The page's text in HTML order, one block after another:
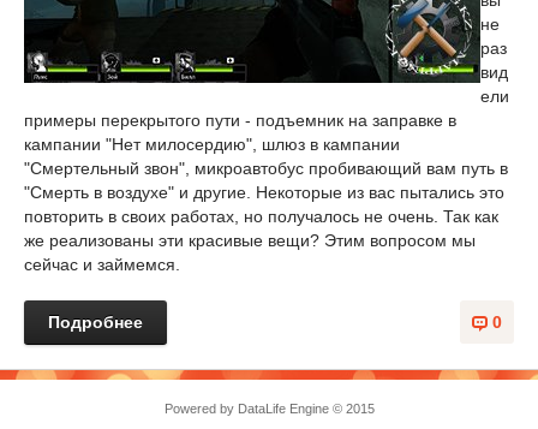
не
раз
вид
ели
примеры перекрытого пути - подъемник на заправке в
кампании "Нет милосердию", шлюз в кампании
"Смертельный звон", микроавтобус пробивающий вам путь в
"Смерть в воздухе" и другие. Некоторые из вас пытались это
повторить в своих работах, но получалось не очень. Так как
же реализованы эти красивые вещи? Этим вопросом мы
сейчас и займемся.
0
Подробнее
Powered by DataLife Engine© 2015